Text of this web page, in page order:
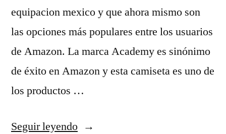
equipacion mexico y que ahora mismo son
las opciones más populares entre los usuarios
de Amazon. La marca Academy es sinónimo
de éxito en Amazon y esta camiseta es uno de
los productos …
Seguir leyendo«camisetas